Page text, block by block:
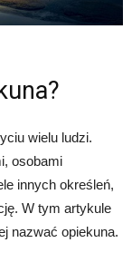
wielu ludzi.
osobami
innych określeń,
W tym artykule
nazwać opiekuna.